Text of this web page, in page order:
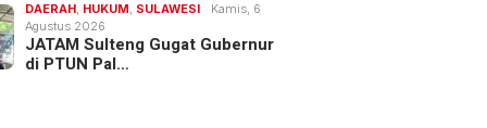
DAERAH, HUKUM, SULAWESI
Kamis, 6
Agustus 2026
JATAM Sulteng Gugat Gubernur
di PTUN Pal…